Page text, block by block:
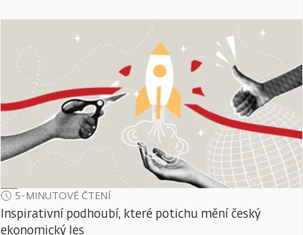
5-MINUTOVÉ ČTENÍ
Inspirativní podhoubí, které potichu mění český
ekonomický les